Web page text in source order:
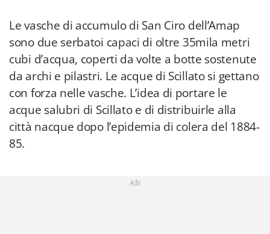
Le vasche di accumulo di San Ciro dell’Amap
sono due serbatoi capaci di oltre 35mila metri
cubi d’acqua, coperti da volte a botte sostenute
da archi e pilastri. Le acque di Scillato si gettano
con forza nelle vasche. L’idea di portare le
acque salubri di Scillato e di distribuirle alla
città nacque dopo l’epidemia di colera del 1884-
85.
Adv